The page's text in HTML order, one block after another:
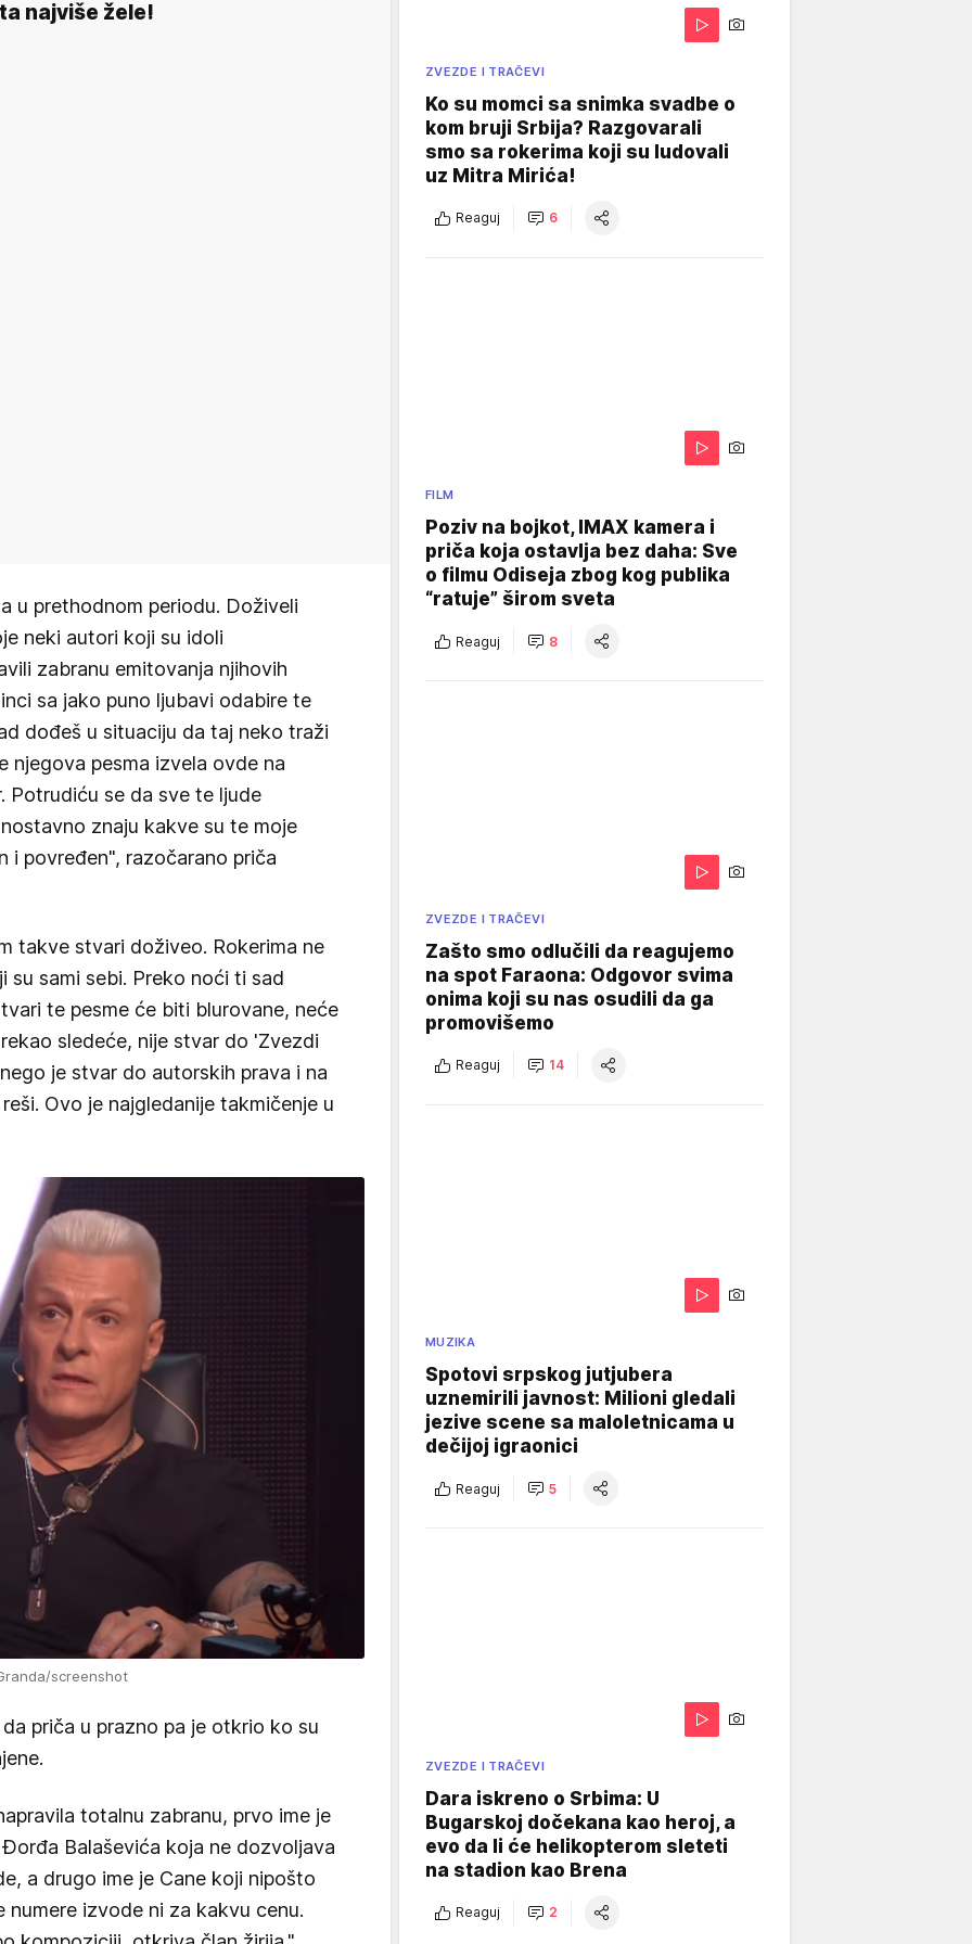
najviše žele!
u prethodnom periodu. Doživeli
neki autori koji su idoli
zabranu emitovanja njihovih
sa jako puno ljubavi odabire te
dođeš u situaciju da taj neko traži
njegova pesma izvela ovde na
Potrudiću se da sve te ljude
znaju kakve su te moje
i povređen", razočarano priča
takve stvari doživeo. Rokerima ne
su sami sebi. Preko noći ti sad
te pesme će biti blurovane, neće
sledeće, nije stvar do 'Zvezdi
je stvar do autorskih prava i na
Ovo je najgledanije takmičenje u
screenshot
priča u prazno pa je otkrio ko su
totalnu zabranu, prvo ime je
Balaševića koja ne dozvoljava
a drugo ime je Cane koji nipošto
izvode ni za kakvu cenu.
ZVEZDE I TRAČEVI
Ko su momci sa snimka svadbe o
kom bruji Srbija? Razgovarali
smo sa rokerima koji su ludovali
uz Mitra Mirića!
Reaguj 6
FILM
Poziv na bojkot, IMAX kamera i
priča koja ostavlja bez daha: Sve
o filmu Odiseja zbog kog publika
“ratuje” širom sveta
Reaguj 8
ZVEZDE I TRAČEVI
Zašto smo odlučili da reagujemo
na spot Faraona: Odgovor svima
onima koji su nas osudili da ga
promovišemo
Reaguj 14
MUZIKA
Spotovi srpskog jutjubera
uznemirili javnost: Milioni gledali
jezive scene sa maloletnicama u
dečijoj igraonici
Reaguj 5
ZVEZDE I TRAČEVI
Dara iskreno o Srbima: U
Bugarskoj dočekana kao heroj, a
evo da li će helikopterom sleteti
na stadion kao Brena
Reaguj 2